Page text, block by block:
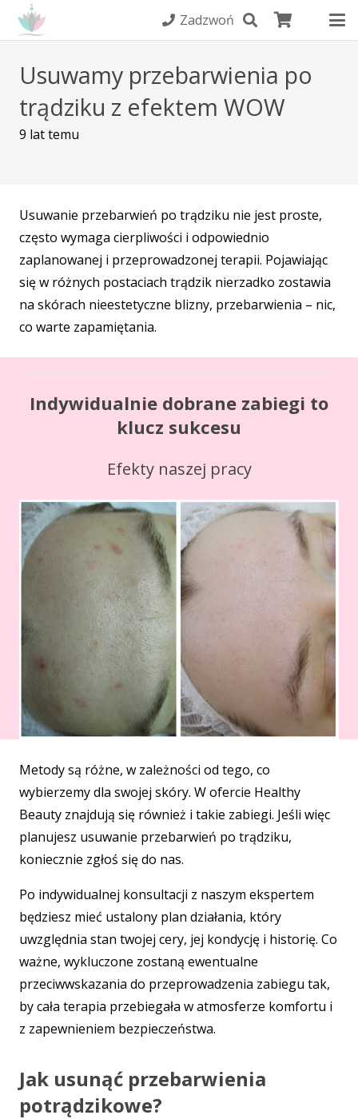
Zadzwoń
Usuwamy przebarwienia po
trądziku z efektem WOW
9 lat temu
Usuwanie przebarwień po trądziku nie jest proste,
często wymaga cierpliwości i odpowiednio
zaplanowanej i przeprowadzonej terapii. Pojawiając
się w różnych postaciach trądzik nierzadko zostawia
na skórach nieestetyczne blizny, przebarwienia – nic,
co warte zapamiętania.
Indywidualnie dobrane zabiegi to
klucz sukcesu
Efekty naszej pracy
Metody są różne, w zależności od tego, co
wybierzemy dla swojej skóry. W ofercie Healthy
Beauty znajdują się również i takie zabiegi. Jeśli więc
planujesz usuwanie przebarwień po trądziku,
koniecznie zgłoś się do nas.
Po indywidualnej konsultacji z naszym ekspertem
będziesz mieć ustalony plan działania, który
uwzględnia stan twojej cery, jej kondycję i historię. Co
ważne, wykluczone zostaną ewentualne
przeciwwskazania do przeprowadzenia zabiegu tak,
by cała terapia przebiegała w atmosferze komfortu i
z zapewnieniem bezpieczeństwa.
Jak usunąć przebarwienia
potrądzikowe?